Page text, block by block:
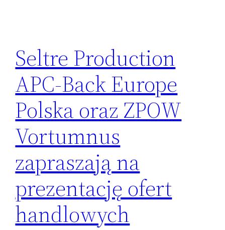
Seltre Production
APC-Back Europe
Polska oraz ZPOW
Vortumnus
zapraszają na
prezentację ofert
handlowych